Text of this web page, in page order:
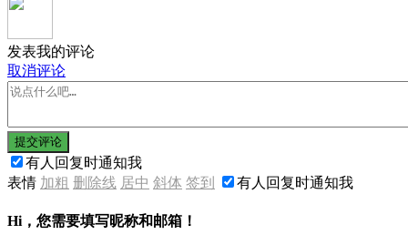
发表我的评论
取消评论
提交评论
有人回复时通知我
表情 加粗 删除线 居中 斜体 签到 有人回复时通知我
Hi，您需要填写昵称和邮箱！